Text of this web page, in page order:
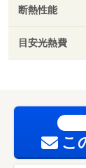
断熱性能
目安光熱費
こ